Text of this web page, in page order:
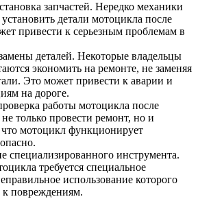
запчастей. Нередко механики
детали мотоцикла после
привести к серьезным проблемам в
деталей. Некоторые владельцы
экономить на ремонте, не заменяя
Это может привести к аварии и
на дороге.
работы мотоцикла после
только провести ремонт, но и
что мотоцикл функционирует
специализированного инструмента.
требуется специальное
использование которого
повреждениям.